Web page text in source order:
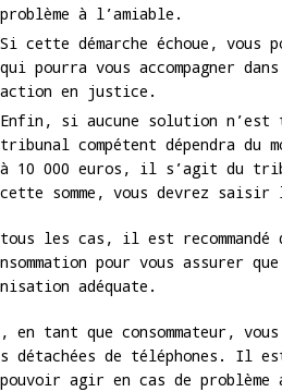
problème à l’amiable.
Si cette démarche échoue, vous
qui pourra vous accompagner
action en justice.
Enfin, si aucune solution
tribunal compétent dépendra
à 10 000 euros, il s’agit du
cette somme, vous devrez
tous les cas, il est
pour vous assurer
adéquate.
en tant que consommateur,
détachées de téléphones. Il
agir en cas de